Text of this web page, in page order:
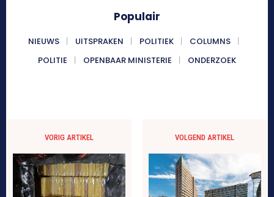
Populair
NIEUWS UITSPRAKEN POLITIEK
COLUMNS
POLITIE
OPENBAAR MINISTERIE ONDERZOEK
VORIG ARTIKEL VOLGEND ARTIKEL